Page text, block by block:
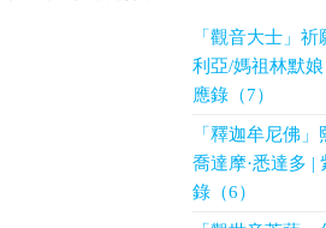
「觀音大士」
利亞/媽祖林默
應錄（7）
「釋迦牟尼佛
喬達摩·悉達多 |
錄（6）